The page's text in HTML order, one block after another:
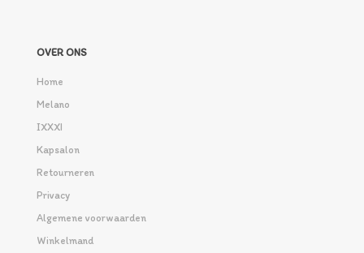
OVER ONS
Home
Melano
IXXXI
Kapsalon
Retourneren
Privacy
Algemene voorwaarden
Winkelmand